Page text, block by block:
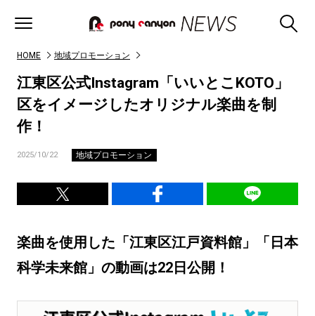
HOME 地域プロモーション
江東区公式Instagram「いいとこKOTO」
区をイメージしたオリジナル楽曲を制
作！
2025/10/22 地域プロモーション
楽曲を使用した「江東区江戸資料館」「日本
科学未来館」の動画は22日公開！